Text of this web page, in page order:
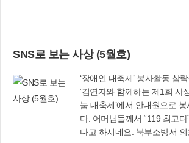
SNS로 보는 사상 (5월호)
‘장애인 대축제’ 봉사활동 삼락생태공원에서 열린
‘김연자와 함께하는 제1회 사
눔 대축제’에서 안내원으로
다. 어머님들께서 “119 최고
다고 하시네요. 북부소방서 의